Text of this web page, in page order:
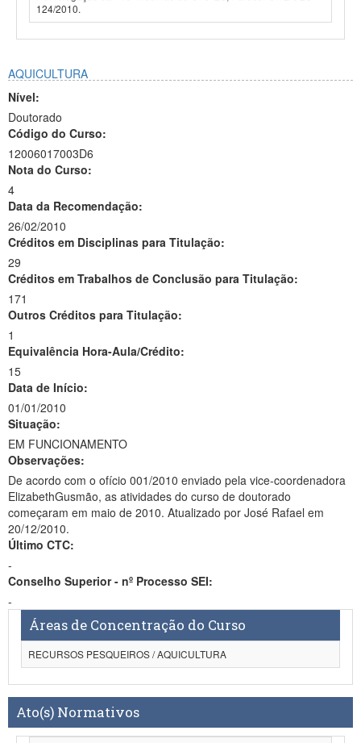
124/2010.
AQUICULTURA
Nível:
Doutorado
Código do Curso:
12006017003D6
Nota do Curso:
4
Data da Recomendação:
26/02/2010
Créditos em Disciplinas para Titulação:
29
Créditos em Trabalhos de Conclusão para Titulação:
171
Outros Créditos para Titulação:
1
Equivalência Hora-Aula/Crédito:
15
Data de Início:
01/01/2010
Situação:
EM FUNCIONAMENTO
Observações:
De acordo com o ofício 001/2010 enviado pela vice-coordenadora
ElizabethGusmão, as atividades do curso de doutorado
começaram em maio de 2010. Atualizado por José Rafael em
20/12/2010.
Último CTC:
-
Conselho Superior - nº Processo SEI:
-
Áreas de Concentração do Curso
RECURSOS PESQUEIROS / AQUICULTURA
Ato(s) Normativos